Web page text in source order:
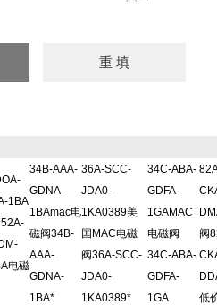
1BA
电磁
34B-AAA-
GDNA-
1BAmac电
磁阀34B-
AAA-
GDNA-
1BA*
36A-SCC-
JDA0-
1KA0389美
国MAC电磁
阀36A-SCC-
JDA0-
1KA0389*
34C-ABA-
GDFA-
1GAMAC
电磁阀
34C-ABA-
GDFA-
1GA
阀
低